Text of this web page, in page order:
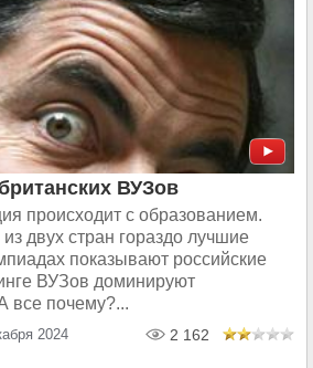
ВУЗов
происходит с образованием.
двух стран гораздо лучшие
показывают российские
ВУЗов доминируют
все почему?...
2024 2 162